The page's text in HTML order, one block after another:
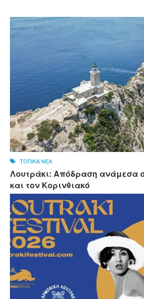
ΤΟΠΙΚΑ ΝΕΑ
Λουτράκι: Απόδραση ανάμεσα
και τον Κορινθιακό